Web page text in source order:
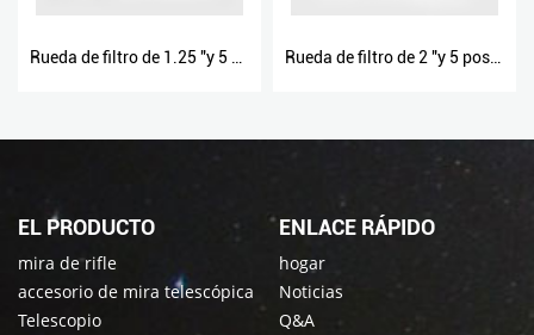
Rueda de filtro de 1.25 "y 5 posiciones Rueda de filtro de 2 "y 5 posiciones
EL PRODUCTO
mira de rifle
accesorio de mira telescópica
Telescopio
ENLACE RÁPIDO
hogar
Noticias
Q&A